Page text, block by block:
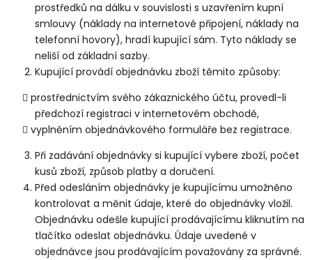
prostředků na dálku v souvislosti s uzavřením kupní
smlouvy (náklady na internetové připojení, náklady na
telefonní hovory), hradí kupující sám. Tyto náklady se
neliší od základní sazby.
Kupující provádí objednávku zboží těmito způsoby:
prostřednictvím svého zákaznického účtu, provedl-li
předchozí registraci v internetovém obchodě,
vyplněním objednávkového formuláře bez registrace.
Při zadávání objednávky si kupující vybere zboží, počet
kusů zboží, způsob platby a doručení.
Před odesláním objednávky je kupujícímu umožněno
kontrolovat a měnit údaje, které do objednávky vložil.
Objednávku odešle kupující prodávajícímu kliknutím na
tlačítko odeslat objednávku. Údaje uvedené v
objednávce jsou prodávajícím považovány za správné.